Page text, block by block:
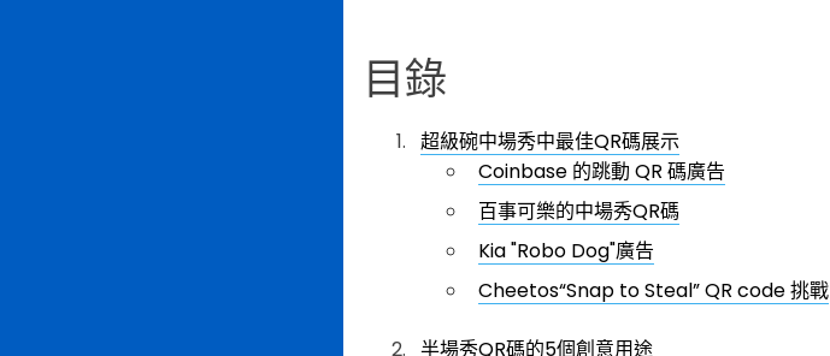
目錄
超級碗中場秀中最佳QR碼展示
Coinbase 的跳動 QR 碼廣告
百事可樂的中場秀QR碼
Kia "Robo Dog"廣告
Cheetos“Snap to Steal” QR code 挑戰
半場秀QR碼的5個創意用途